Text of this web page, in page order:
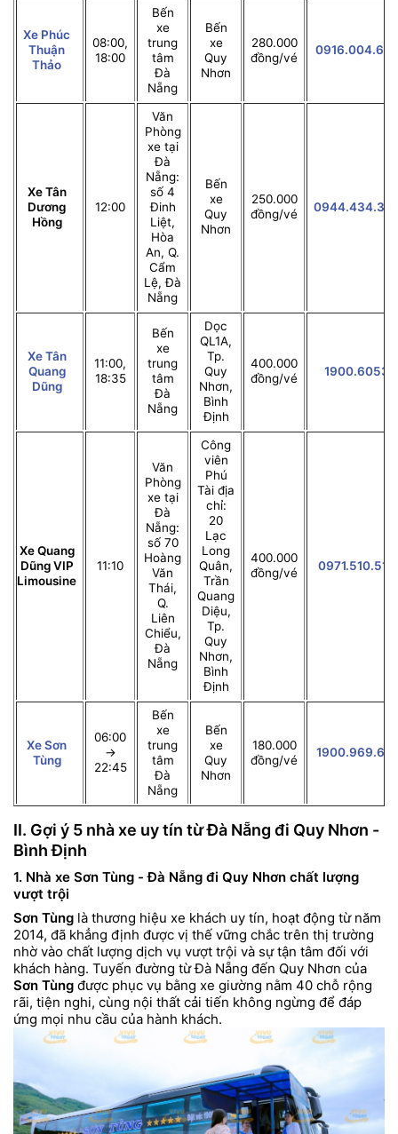
Xe Phúc
Thuận
Thảo
08:00,
18:00
Bến
xe
trung
tâm
Đà
Nẵng
Bến
xe
Quy
Nhơn
280.000
đồng/vé
0916.004.647
Xe Tân
Dương
Hồng
12:00
Văn
Phòng
xe tại
Đà
Nẵng:
số 4
Đinh
Liệt,
Hòa
An, Q.
Cẩm
Lệ, Đà
Nẵng
Bến
xe
Quy
Nhơn
250.000
đồng/vé
Xe Tân
Quang
Dũng
11:00,
18:35
Bến
xe
trung
tâm
Đà
Nẵng
Dọc
QL1A,
Tp.
Quy
Nhơn,
Bình
Định
400.000
đồng/vé
1900.6053
Xe Quang
Dũng VIP
Limousine
11:10
Văn
Phòng
xe tại
Đà
Nẵng:
số 70
Hoàng
Văn
Thái,
Q.
Liên
Chiểu,
Đà
Nẵng
Công
viên
Phú
Tài địa
chỉ:
20
Lạc
Long
Quân,
Trần
Quang
Diệu,
Tp.
Quy
Nhơn,
Bình
Định
400.000
đồng/vé
0971.510.510
Xe Sơn
Tùng
06:00
→
22:45
Bến
xe
trung
tâm
Đà
Nẵng
Bến
xe
Quy
Nhơn
180.000
đồng/vé
1900.969.671
II. Gợi ý 5 nhà xe uy tín từ Đà Nẵng đi Quy Nhơn -
Bình Định
1. Nhà xe Sơn Tùng - Đà Nẵng đi Quy Nhơn chất lượng
vượt trội
Sơn Tùng là thương hiệu xe khách uy tín, hoạt động từ năm
2014, đã khẳng định được vị thế vững chắc trên thị trường
nhờ vào chất lượng dịch vụ vượt trội và sự tận tâm đối với
khách hàng. Tuyến đường từ Đà Nẵng đến Quy Nhơn của
Sơn Tùng được phục vụ bằng xe giường nằm 40 chỗ rộng
rãi, tiện nghi, cùng nội thất cải tiến không ngừng để đáp
ứng mọi nhu cầu của hành khách.